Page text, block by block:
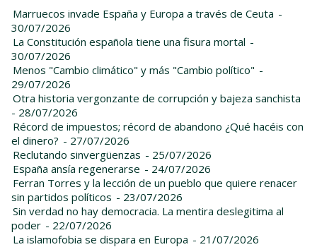
Marruecos invade España y Europa a través de Ceuta -
30/07/2026
La Constitución española tiene una fisura mortal -
30/07/2026
Menos "Cambio climático" y más "Cambio político" -
29/07/2026
Otra historia vergonzante de corrupción y bajeza sanchista
- 28/07/2026
Récord de impuestos; récord de abandono ¿Qué hacéis con
el dinero? - 27/07/2026
Reclutando sinvergüenzas - 25/07/2026
España ansía regenerarse - 24/07/2026
Ferran Torres y la lección de un pueblo que quiere renacer
sin partidos políticos - 23/07/2026
Sin verdad no hay democracia. La mentira deslegitima al
poder - 22/07/2026
La islamofobia se dispara en Europa - 21/07/2026